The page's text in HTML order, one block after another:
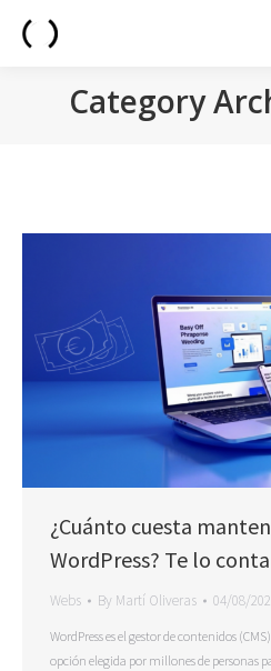
Category
¿Cuánto cuesta
WordPress? Te lo
Webs By Martí Oliveras 04/08/
WordPress es el gestor de contenidos
opción elegida por millones de personas